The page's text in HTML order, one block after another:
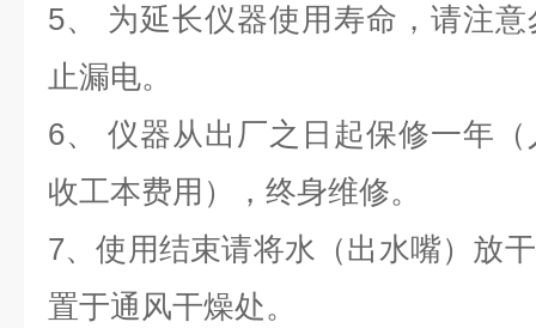
5、 为延长仪器使用寿命，请注
止漏电。
6、 仪器从出厂之日起保修一年
收工本费用），终身维修。
7、使用结束请将水（出水嘴）放
置于通风干燥处。